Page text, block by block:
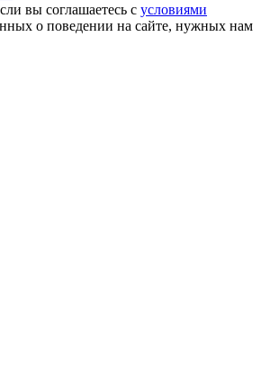
вы соглашаетесь с условиями
о поведении на сайте, нужных нам